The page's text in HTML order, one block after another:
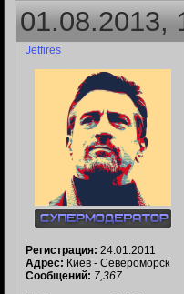
01.08.2013,
Jetfires
Регистрация: 24.01.2011
Адрес: Киев - Североморск
Сообщений: 7,367